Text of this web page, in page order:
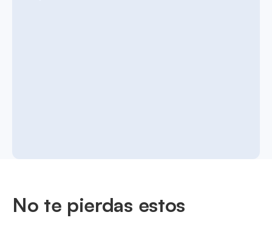
No te pierdas estos